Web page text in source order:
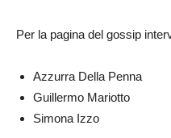
Per la pagina del gossip
Azzurra Della Penna
Guillermo Mariotto
Simona Izzo